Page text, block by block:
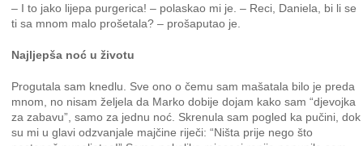
– I to jako lijepa purgerica! – polaskao mi je. – Reci, Daniela, bi li se
ti sa mnom malo prošetala? – prošaputao je.
Najljepša noć u životu
Progutala sam knedlu. Sve ono o čemu sam mašatala bilo je preda
mnom, no nisam željela da Marko dobije dojam kako sam “djevojka
za zabavu”, samo za jednu noć. Skrenula sam pogled ka pučini, dok
su mi u glavi odzvanjale majčine riječi: “Ništa prije nego što